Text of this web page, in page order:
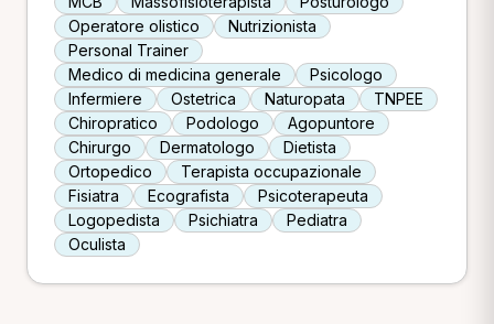
Operatore olistico
Nutrizionista
Personal Trainer
Medico di medicina generale
Psicologo
Infermiere
Ostetrica Naturopata
TNPEE
Chiropratico
Podologo
Agopuntore
Chirurgo
Dermatologo
Dietista
Ortopedico
Terapista occupazionale
Fisiatra
Ecografista
Psicoterapeuta
Logopedista
Psichiatra
Pediatra
Oculista